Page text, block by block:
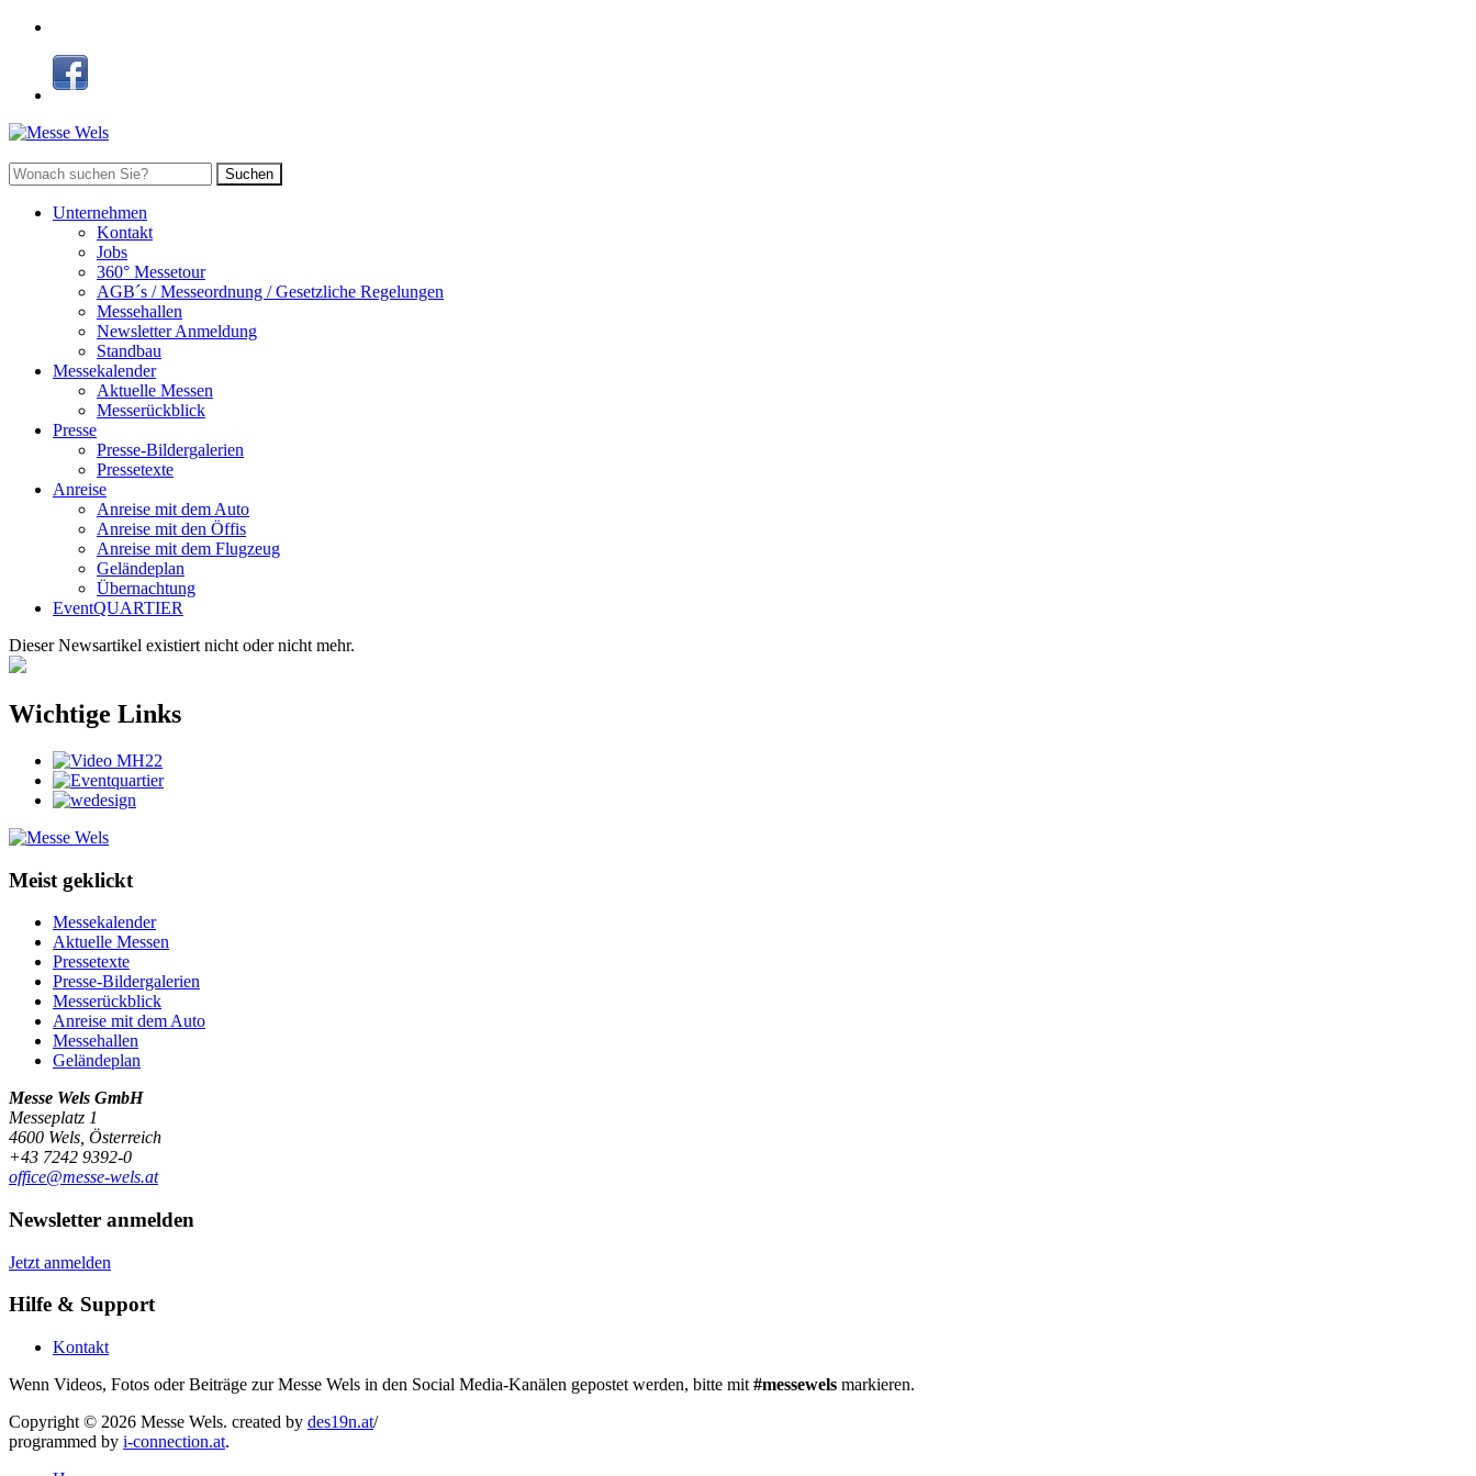
Suchen
Unternehmen
Kontakt
Jobs
360° Messetour
AGB´s / Messeordnung / Gesetzliche Regelungen
Messehallen
Newsletter Anmeldung
Standbau
Messekalender
Aktuelle Messen
Messerückblick
Presse
Presse-Bildergalerien
Pressetexte
Anreise
Anreise mit dem Auto
Anreise mit den Öffis
Anreise mit dem Flugzeug
Geländeplan
Übernachtung
EventQUARTIER
Dieser Newsartikel existiert nicht oder nicht mehr.
Wichtige Links
Meist geklickt
Messekalender
Aktuelle Messen
Pressetexte
Presse-Bildergalerien
Messerückblick
Anreise mit dem Auto
Messehallen
Geländeplan
Messe Wels GmbH
Messeplatz 1
4600 Wels, Österreich
+43 7242 9392-0
office@messe-wels.at
Newsletter anmelden
Jetzt anmelden
Hilfe & Support
Kontakt
Wenn Videos, Fotos oder Beiträge zur Messe Wels in den Social Media-Kanälen gepostet werden, bitte mit #messewels markieren.
Copyright © 2026 Messe Wels. created by des19n.at/
programmed by i-connection.at.